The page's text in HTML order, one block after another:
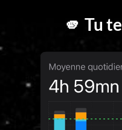
🫵 Tu te